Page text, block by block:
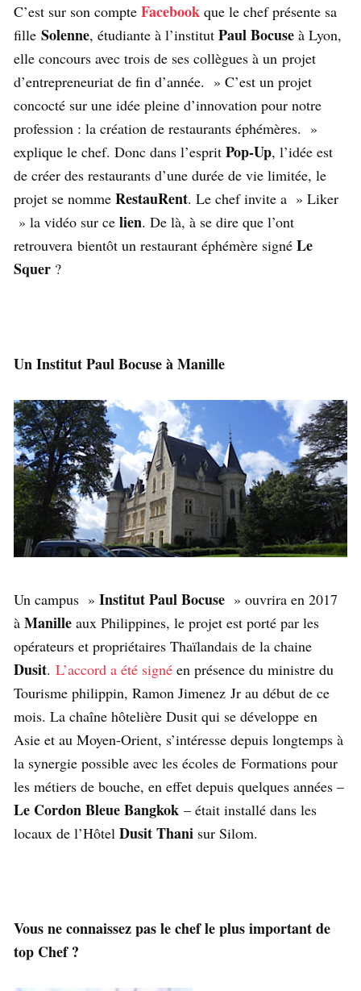
C’est sur son compte Facebook que le chef présente sa
fille Solenne, étudiante à l’institut Paul Bocuse à Lyon,
elle concours avec trois de ses collègues à un projet
d’entrepreneuriat de fin d’année. » C’est un projet
concocté sur une idée pleine d’innovation pour notre
profession : la création de restaurants éphémères. »
explique le chef. Donc dans l’esprit Pop-Up, l’idée est
de créer des restaurants d’une durée de vie limitée, le
projet se nomme RestauRent. Le chef invite a » Liker
» la vidéo sur ce lien. De là, à se dire que l’ont
retrouvera bientôt un restaurant éphémère signé Le
Squer ?
Un Institut Paul Bocuse à Manille
Un campus » Institut Paul Bocuse » ouvrira en 2017
à Manille aux Philippines, le projet est porté par les
opérateurs et propriétaires Thaïlandais de la chaine
Dusit. L’accord a été signé en présence du ministre du
Tourisme philippin, Ramon Jimenez Jr au début de ce
mois. La chaîne hôtelière Dusit qui se développe en
Asie et au Moyen-Orient, s’intéresse depuis longtemps à
la synergie possible avec les écoles de Formations pour
les métiers de bouche, en effet depuis quelques années –
Le Cordon Bleue Bangkok – était installé dans les
locaux de l’Hôtel Dusit Thani sur Silom.
Vous ne connaissez pas le chef le plus important de
top Chef ?